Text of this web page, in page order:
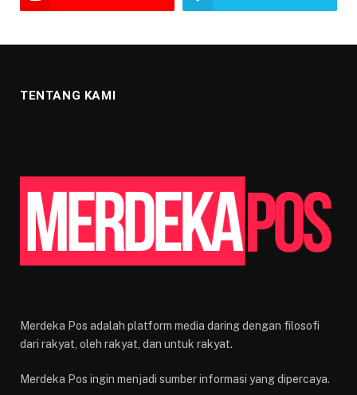
TENTANG KAMI
Merdeka Pos adalah platform media daring dengan filosofi
dari rakyat, oleh rakyat, dan untuk rakyat.
Merdeka Pos ingin menjadi sumber informasi yang dipercaya.